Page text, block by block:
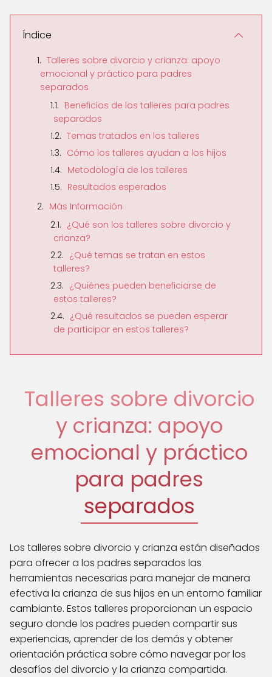
Índice
Talleres sobre divorcio y crianza: apoyo
emocional y práctico para padres
separados
Beneficios de los talleres para padres
separados
Temas tratados en los talleres
Cómo los talleres ayudan a los hijos
Metodología de los talleres
Resultados esperados
Más Información
¿Qué son los talleres sobre divorcio y
crianza?
¿Qué temas se tratan en estos
talleres?
¿Quiénes pueden beneficiarse de
estos talleres?
¿Qué resultados se pueden esperar
de participar en estos talleres?
Talleres sobre divorcio
y crianza: apoyo
emocional y práctico
para padres
separados
Los talleres sobre divorcio y crianza están diseñados
para ofrecer a los padres separados las
herramientas necesarias para manejar de manera
efectiva la crianza de sus hijos en un entorno familiar
cambiante. Estos talleres proporcionan un espacio
seguro donde los padres pueden compartir sus
experiencias, aprender de los demás y obtener
orientación práctica sobre cómo navegar por los
desafíos del divorcio y la crianza compartida.